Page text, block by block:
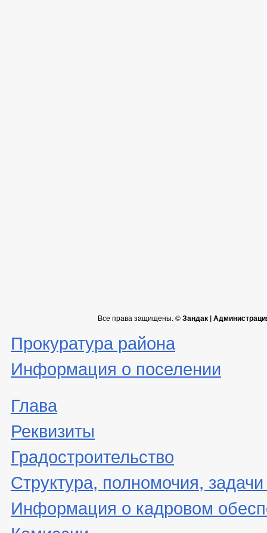
Все права защищены. ©Зандак |
Прокуратура района
Информация о поселении
Глава
Реквизиты
Градостроительство
Структура, полномочия,
Информация о кадровом